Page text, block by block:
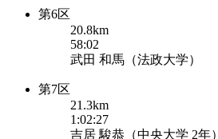
第6区
20.8km
58:02
武田 和馬（法政大学）
第7区
21.3km
1:02:27
吉居 駿恭（中央大学 2年）